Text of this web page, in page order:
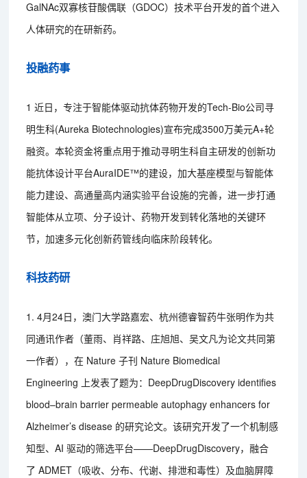
GalNAc双寡核苷酸偶联（GDOC）技术平台开发的首个进入
人体研究的在研新药。
投融药事
1 近日，专注于智能体驱动抗体药物开发的Tech-Bio公司寻
明生科(Aureka Biotechnologies)宣布完成3500万美元A+轮
融资。本轮资金将重点用于推动寻明生科自主研发的创新功
能抗体设计平台AuraIDE™的建设，加大基座模型与智能体
能力建设、高通量高内涵实验平台设施的完善，进一步打通
智能体从立项、分子设计、药物开发到转化落地的关键环
节，加速多元化创新药管线向临床阶段转化。
科技药研
1. 4月24日，澳门大学路嘉宏、杭州德睿智药牛张明作为共
同通讯作者（董雨、肖祥路、庄旭旭、吴文凡为论文共同第
一作者），在 Nature 子刊 Nature Biomedical
Engineering 上发表了题为：DeepDrugDiscovery identifies
blood–brain barrier permeable autophagy enhancers for
Alzheimer’s disease 的研究论文。该研究开发了一个机制感
知型、AI 驱动的筛选平台——DeepDrugDiscovery，融合
了 ADMET（吸收、分布、代谢、排泄和毒性）及血脑屏障